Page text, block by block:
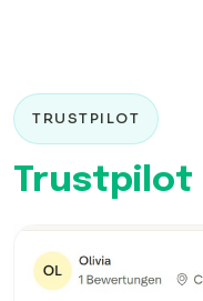
TRUSTPILOT
Trustpilot